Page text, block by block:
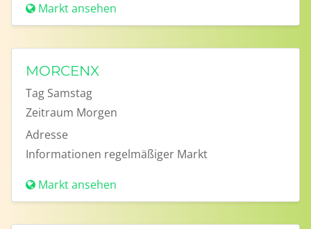
Markt ansehen
MORCENX
Tag Samstag
Zeitraum Morgen
Adresse
Informationen regelmäßiger Markt
Markt ansehen